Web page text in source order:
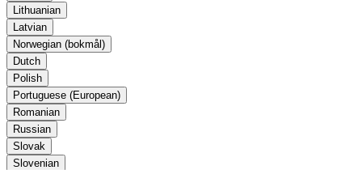
Lithuanian
Latvian
Norwegian (bokmål)
Dutch
Polish
Portuguese (European)
Romanian
Russian
Slovak
Slovenian